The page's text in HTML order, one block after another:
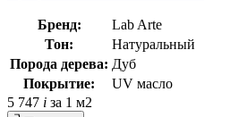
Бренд:
Lab Arte
Тон:
Натуральный
Порода дерева: Дуб
Покрытие:
UV масло
5 747 i за 1 м2